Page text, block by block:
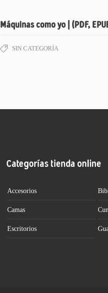
Máquinas como yo | (PDF,
SIN CATEGORÍA
Categorías tienda online
Accesorios
Camas
Escritorios